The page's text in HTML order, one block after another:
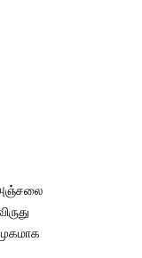
அஞ்சலை